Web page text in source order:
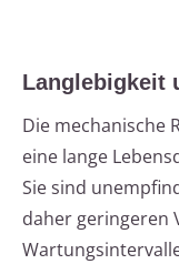
Langlebigkeit
Die mechanische
eine lange
Sie sind
daher geringeren